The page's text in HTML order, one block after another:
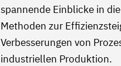
spannende Einblicke in
Methoden zur
Verbesserungen von
industriellen Produktion.